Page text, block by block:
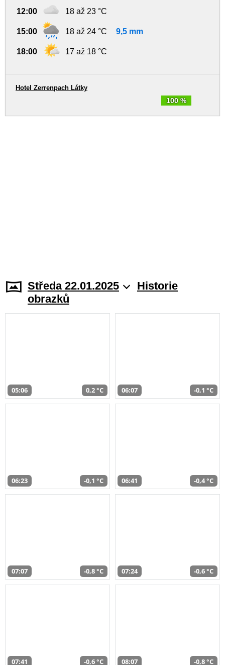
12:00 18 až 23 °C
15:00 18 až 24 °C 9,5 mm
18:00 17 až 18 °C
100 %
Hotel Zerrenpach Látky
Středa 22.01.2025
Historie
obrazků
05:06 0,2 °C 06:07 -0,1 °C
06:23 -0,1 °C 06:41 -0,4 °C
07:07 -0,8 °C 07:24 -0,6 °C
07:41 -0,6 °C 08:07 -0,8 °C